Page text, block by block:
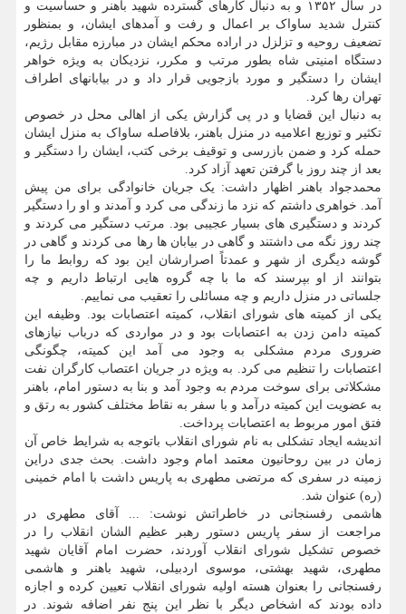
در سال ۱۳۵۲ و به دنبال کارهای گسترده شهید باهنر و حساسیت و
کنترل شدید ساواک بر اعمال و رفت و آمدهای ایشان، و بمنظور
تضعیف روحیه و تزلزل در اراده محکم ایشان در مبارزه مقابل رژیم،
دستگاه امنیتی شاه بطور مرتب و مکرر، نزدیکان به ویژه خواهر
ایشان را دستگیر و مورد بازجویی قرار داد و در بیابانهای اطراف
تهران رها کرد.
به دنبال این قضایا و در پی گزارش یکی از اهالی محل در خصوص
تکثیر و توزیع اعلامیه در منزل باهنر، بلافاصله ساواک به منزل ایشان
حمله کرد و ضمن بازرسی و توقیف برخی کتب، ایشان را دستگیر و
بعد از چند روز با گرفتن تعهد آزاد کرد.
محمدجواد باهنر اظهار داشت: یک جریان خانوادگی برای من پیش
آمد. خواهری داشتم که نزد ما زندگی می کرد و آمدند و او را دستگیر
کردند و دستگیری های بسیار عجیبی بود. مرتب دستگیر می کردند و
چند روز نگه می داشتند و گاهی در بیابان ها رها می کردند و گاهی در
گوشه دیگری از شهر و عمدتاً اصرارشان این بود که روابط ما را
بتوانند از او بپرسند که ما با چه گروه هایی ارتباط داریم و چه
جلساتی در منزل داریم و چه مسائلی را تعقیب می نماییم.
یکی از کمیته های شورای انقلاب، کمیته اعتصابات بود. وظیفه این
کمیته دامن زدن به اعتصابات بود و در مواردی که درباب نیازهای
ضروری مردم مشکلی به وجود می آمد این کمیته، چگونگی
اعتصابات را تنظیم می کرد. به ویژه در جریان اعتصاب کارگران نفت
مشکلاتی برای سوخت مردم به وجود آمد و بنا به دستور امام، باهنر
به عضویت این کمیته درآمد و با سفر به نقاط مختلف کشور به رتق و
فتق امور مربوط به اعتصابات پرداخت.
اندیشه ایجاد تشکلی به نام شورای انقلاب باتوجه به شرایط خاص آن
زمان در بین روحانیون معتمد امام وجود داشت. بحث جدی دراین
زمینه در سفری که مرتضی مطهری به پاریس داشت با امام خمینی
(ره) عنوان شد.
هاشمی رفسنجانی در خاطراتش نوشت: ... آقای مطهری در
مراجعت از سفر پاریس دستور رهبر عظیم الشان انقلاب را در
خصوص تشکیل شورای انقلاب آوردند، حضرت امام آقایان شهید
مطهری، شهید بهشتی، موسوی اردبیلی، شهید باهنر و هاشمی
رفسنجانی را بعنوان هسته اولیه شورای انقلاب تعیین کرده و اجازه
داده بودند که اشخاص دیگر با نظر این پنج نفر اضافه شوند. در